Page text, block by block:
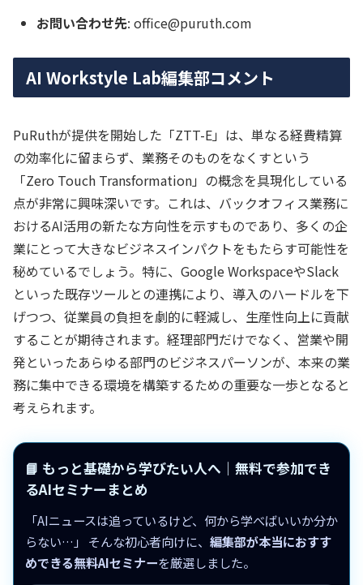
お問い合わせ先: office@puruth.com
AI Workstyle Lab編集部コメント
PuRuthが提供を開始した「ZTT-E」は、単なる経費精算
の効率化に留まらず、業務そのものをなくすという
「Zero Touch Transformation」の概念を具現化している
点が非常に興味深いです。これは、バックオフィス業務に
おけるAI活用の新たな方向性を示すものであり、多くの企
業にとって大きなビジネスインパクトをもたらす可能性を
秘めているでしょう。特に、Google WorkspaceやSlack
といった既存ツールとの連携により、導入のハードルを下
げつつ、従業員の負担を劇的に軽減し、生産性向上に貢献
することが期待されます。経理部門だけでなく、営業や開
発といったあらゆる部門のビジネスパーソンが、本来の業
務に集中できる環境を構築するための重要な一歩となると
考えられます。
📘 もっと基礎から学びたい人へ｜無料で参加でき
るAIセミナーまとめ
「AIニュースは追っているけど、何から学べばいいか分か
らない…」 そんな初心者向けに、 編集部が本当におすす
めできる無料AIセミナーを厳選しました。